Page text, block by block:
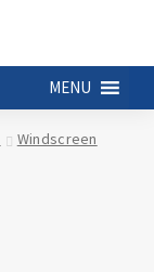
MENU
Windscreen